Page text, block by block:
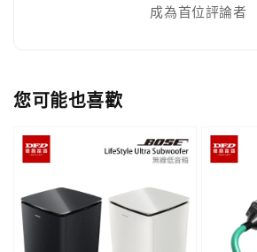
成為首位評論者
您可能也喜歡